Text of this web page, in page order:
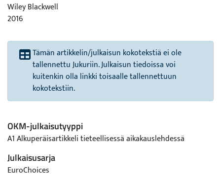
Wiley Blackwell
2016
Tämän artikkelin/julkaisun kokotekstiä ei ole
tallennettu Jukuriin. Julkaisun tiedoissa voi
kuitenkin olla linkki toisaalle tallennettuun
kokotekstiin.
OKM-julkaisutyyppi
A1 Alkuperäisartikkeli tieteellisessä aikakauslehdessä
Julkaisusarja
EuroChoices